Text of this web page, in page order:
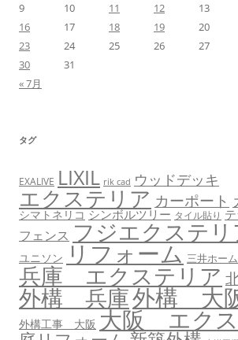
9
10 11 12 13
16
17 18 19 20
23
24 25 26 27
30
31
« 7月
タグ
EXALIVE LIXIL rik cad ウッドデッキ
エクステリア カーポート
シマトネリコ シンボルツリー タイル貼り
フェンス フジエクステリ
ユニソン リフォーム 三井ホーム
兵庫 エクステリア
外構 兵庫外構 大
外構工事 大阪 大阪 エク